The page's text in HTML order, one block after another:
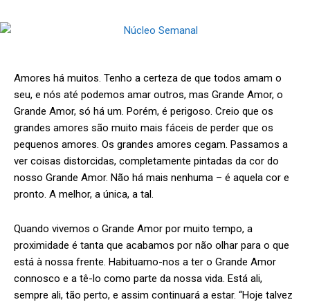
Amores há muitos. Tenho a certeza de que todos amam o
seu, e nós até podemos amar outros, mas Grande Amor, o
Grande Amor, só há um. Porém, é perigoso. Creio que os
grandes amores são muito mais fáceis de perder que os
pequenos amores. Os grandes amores cegam. Passamos a
ver coisas distorcidas, completamente pintadas da cor do
nosso Grande Amor. Não há mais nenhuma – é aquela cor e
pronto. A melhor, a única, a tal.
Quando vivemos o Grande Amor por muito tempo, a
proximidade é tanta que acabamos por não olhar para o que
está à nossa frente. Habituamo-nos a ter o Grande Amor
connosco e a tê-lo como parte da nossa vida. Está ali,
sempre ali, tão perto, e assim continuará a estar. “Hoje talvez